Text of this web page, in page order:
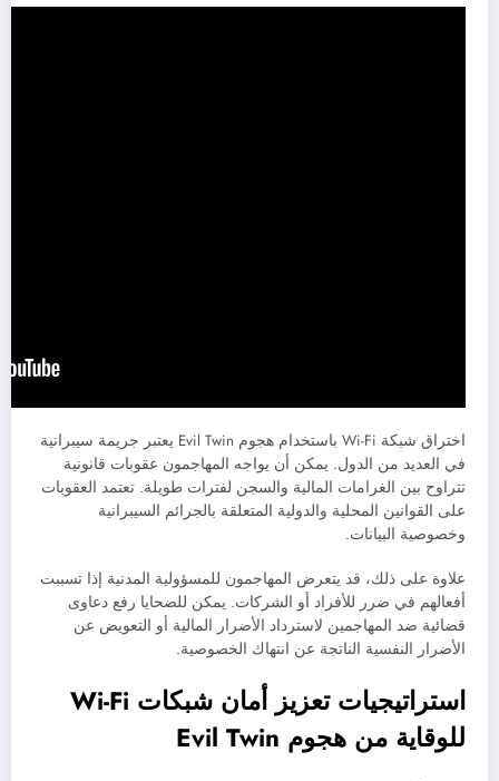
اختراق شبكة Wi-Fi باستخدام هجوم Evil Twin يعتبر جريمة سيبرانية
في العديد من الدول. يمكن أن يواجه المهاجمون عقوبات قانونية
تتراوح بين الغرامات المالية والسجن لفترات طويلة. تعتمد العقوبات
على القوانين المحلية والدولية المتعلقة بالجرائم السيبرانية
وخصوصية البيانات.
علاوة على ذلك، قد يتعرض المهاجمون للمسؤولية المدنية إذا تسببت
أفعالهم في ضرر للأفراد أو الشركات. يمكن للضحايا رفع دعاوى
قضائية ضد المهاجمين لاسترداد الأضرار المالية أو التعويض عن
الأضرار النفسية الناتجة عن انتهاك الخصوصية.
استراتيجيات تعزيز أمان شبكات Wi-Fi
للوقاية من هجوم Evil Twin